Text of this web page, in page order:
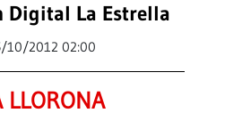
Digital La Estrella
10/2012 02:00
LLORONA